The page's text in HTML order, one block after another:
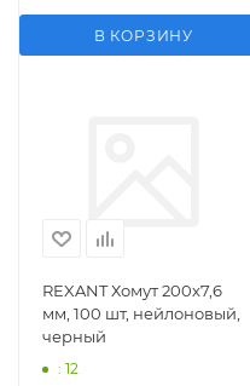
В КОРЗИНУ
REXANT Хомут 200х7,6
мм, 100 шт, нейлоновый,
черный
: 12